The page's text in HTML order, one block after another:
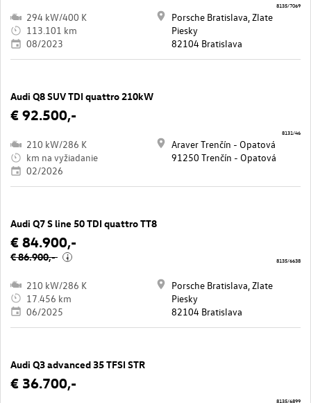
294 kW/400 K
113.101 km
08/2023
Porsche Bratislava, Zlate
Piesky
82104 Bratislava
8135/7069
Audi Q8 SUV TDI quattro 210kW
€ 92.500,-
210 kW/286 K
km na vyžiadanie
02/2026
Araver Trenčín - Opatová
91250 Trenčín - Opatová
8131/46
Audi Q7 S line 50 TDI quattro TT8
€ 84.900,-
€ 86.900,- i
210 kW/286 K
17.456 km
06/2025
Porsche Bratislava, Zlate
Piesky
82104 Bratislava
8135/6638
Audi Q3 advanced 35 TFSI STR
€ 36.700,-
8135/6899